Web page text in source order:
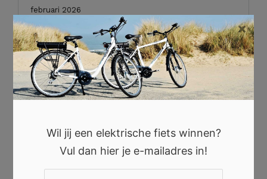
februari 2026
januari 2026
december 2025
november 2025
oktober 2025
augustus 2025
mei 2025
januari 2025
december 2024
Wil jij een elektrische fiets winnen?
Vul dan hier je e-mailadres in!
×